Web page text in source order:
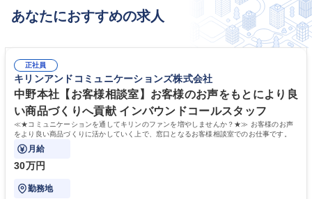
ジュールに準じて実施予定です。 ※具体的な業務内容は以下記載しており
ます※ 募集職種 ◆【東京都/シェフ】「おいしさ・楽しさ・健康」を追求
あなたにおすすめの求人
正社員
キリンアンドコミュニケーションズ株式会社
中野本社【お客様相談室】お客様のお声をもとにより良
い商品づくりへ貢献 インバウンドコールスタッフ
≪★コミュニケーションを通してキリンのファンを増やしませんか？★≫ お客様のお声
をより良い商品づくりに活かしていく上で、窓口となるお客様相談室でのお仕事です。
月給
30万円
勤務地